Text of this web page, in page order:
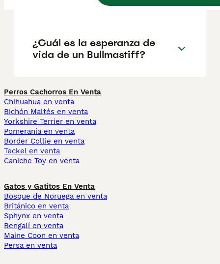
¿Cuál es la esperanza de
vida de un Bullmastiff?
Perros Cachorros En Venta
Chihuahua en venta
Bichón Maltés en venta
Yorkshire Terrier en venta
Pomerania en venta
Border Collie en venta
Teckel en venta
Caniche Toy en venta
Gatos y Gatitos En Venta
Bosque de Noruega en venta
Británico en venta
Sphynx en venta
Bengalí en venta
Maine Coon en venta
Persa en venta